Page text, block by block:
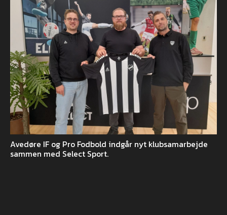
Avedøre IF og Pro Fodbold indgår nyt klubsamarbejde
sammen med Select Sport.